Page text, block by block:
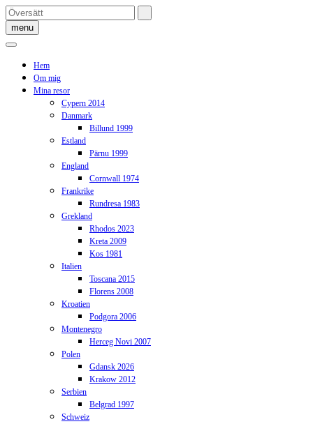
Skip
to
content
menu
Hem
Om mig
Mina resor
Cypern 2014
Danmark
Billund 1999
Estland
Pärnu 1999
England
Cornwall 1974
Frankrike
Rundresa 1983
Grekland
Rhodos 2023
Kreta 2009
Kos 1981
Italien
Toscana 2015
Florens 2008
Kroatien
Podgora 2006
Montenegro
Herceg Novi 2007
Polen
Gdansk 2026
Krakow 2012
Serbien
Belgrad 1997
Schweiz